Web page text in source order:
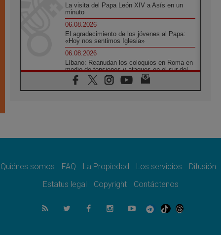
La visita del Papa León XIV a Asís en un
minuto
06.08.2026
El agradecimiento de los jóvenes al Papa:
«Hoy nos sentimos Iglesia»
06.08.2026
Líbano: Reanudan los coloquios en Roma en
medio de tensiones y ataques en el sur del
país
06.08.2026
noticia para todo el Uruguay
León XIV: La revolución del Evangelio
06.08.2026
La Iglesia en Ceuta: caridad y esperanza
Quiénes somos FAQ La Propiedad Los servicios
Difusión
Estatus legal
Copyright Contáctenos